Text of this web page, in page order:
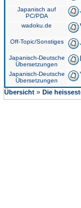
Japanisch auf
PC/PDA
wadoku.de
Off-Topic/Sonstiges
Japanisch-Deutsche
Übersetzungen
Japanisch-Deutsche
Übersetzungen
Übersicht » Die